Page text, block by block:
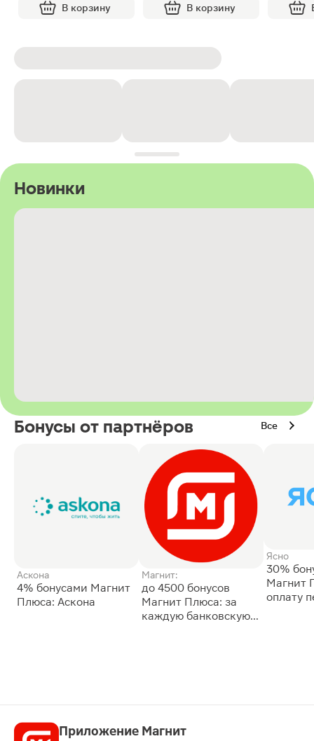
В корзину В корзину
Новинки
Бонусы от партнёров Все
Аскона
4% бонусами Магнит
Плюса: Аскона
Магнит:
до 4500 бонусов
Магнит Плюса: за
каждую банковскую
Ясно
30%
Магнит
оплату
Приложение Магнит